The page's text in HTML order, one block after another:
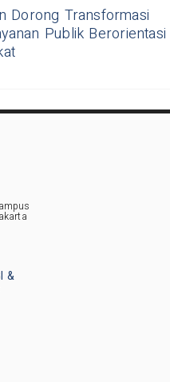
Dorong Transformasi
Publik Berorientasi
&